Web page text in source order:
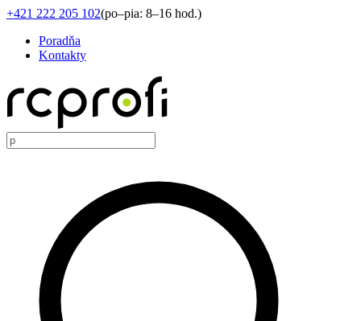
+421 222 205 102(po–pia: 8–16 hod.)
Poradňa
Kontakty